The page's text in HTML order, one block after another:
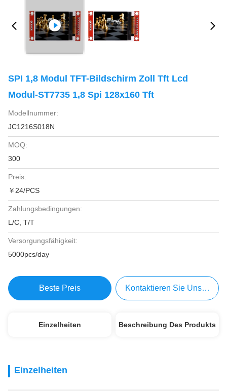
SPI 1,8 Modul TFT-Bildschirm Zoll Tft Lcd
Modul-ST7735 1,8 Spi 128x160 Tft
Modellnummer:
JC1216S018N
MOQ:
300
Preis:
￥24/PCS
Zahlungsbedingungen:
L/C, T/T
Versorgungsfähigkeit:
5000pcs/day
Beste Preis Kontaktieren Sie Uns Jetzt
Einzelheiten Beschreibung Des Produkts
Einzelheiten